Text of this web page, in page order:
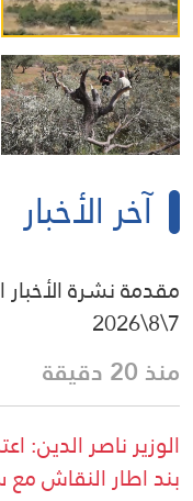
آخر الأخبار
مقدمة نشرة الأخبار
7\8\2026
منذ 20 دقيقة
الوزير ناصر
بند اطار النقاش مع